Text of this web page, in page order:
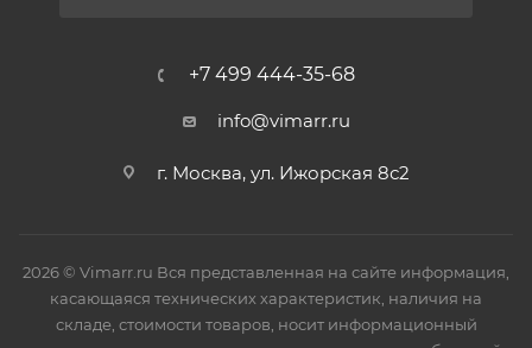
+7 499 444-35-68
info@vimarr.ru
г. Москва, ул. Ижорская 8с2
2026 © Vimarr.ru Вся представленная на сайте информация,
касающаяся технических характеристик, наличия на
складе, стоимости товаров, носит информационный